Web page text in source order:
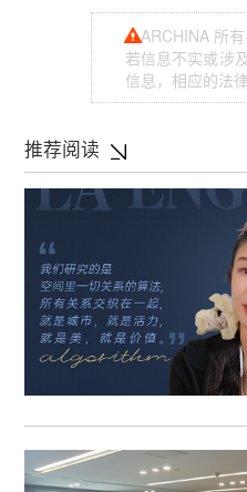
ARCHINA 所
若信息不实或涉
信息，相应的法
推荐阅读